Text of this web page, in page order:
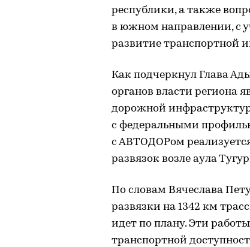
республики, а также
в южном направлении, с
развитие транспортной
Как подчеркнул Глава
органов власти региона
дорожной
с федеральными
с АВТОДОРом
развязок возле аула
По словам Вячеслава
развязки на 1342 км
идет по плану. Эти
транспортной